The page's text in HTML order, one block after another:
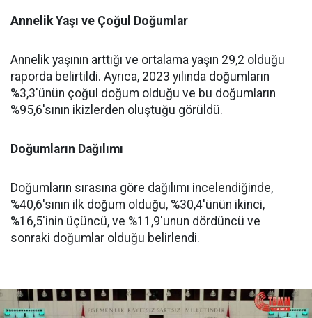
Annelik Yaşı ve Çoğul Doğumlar
Annelik yaşının arttığı ve ortalama yaşın 29,2 olduğu
raporda belirtildi. Ayrıca, 2023 yılında doğumların
%3,3'ünün çoğul doğum olduğu ve bu doğumların
%95,6'sının ikizlerden oluştuğu görüldü.
Doğumların Dağılımı
Doğumların sırasına göre dağılımı incelendiğinde,
%40,6'sının ilk doğum olduğu, %30,4'ünün ikinci,
%16,5'inin üçüncü, ve %11,9'unun dördüncü ve
sonraki doğumlar olduğu belirlendi.